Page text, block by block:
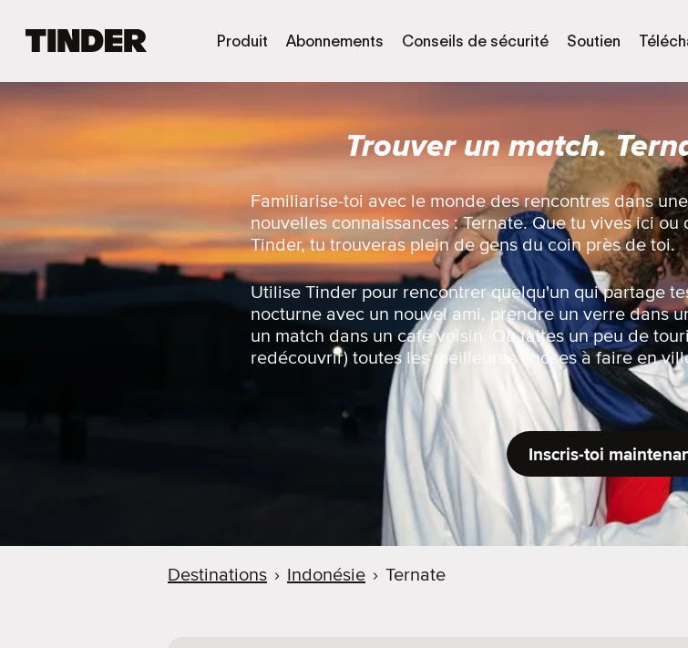
e
d
e
r
Produit Abonnements Conseils de sécurité Soutien
Trouver un match.
Familiarise-toi avec le monde des rencontres dans
nouvelles connaissances : Ternate. Que tu vives ici
Tinder, tu trouveras plein de gens du coin près de toi.
Utilise Tinder pour rencontrer quelqu'un qui partage
nocturne avec un nouvel ami, prendre un verre dans
un match dans un café voisin. Ou faites un peu de
redécouvrir) toutes les meilleures choses à faire en
Inscris-toi
Destinations › Indonésie › Ternate